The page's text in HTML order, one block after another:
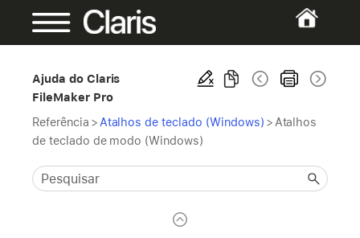
Ajuda do Claris
FileMaker Pro
Referência > Atalhos de teclado (Windows) > Atalhos
de teclado de modo (Windows)